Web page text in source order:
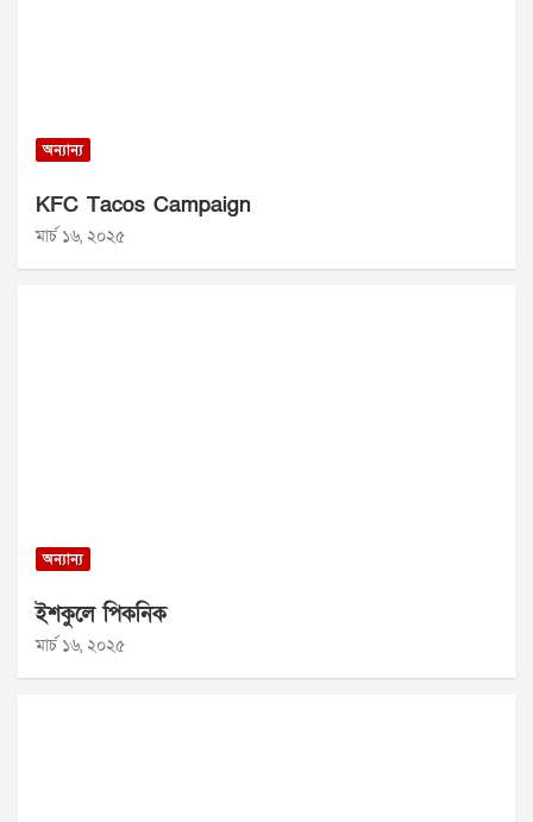
অন্যান্য
KFC Tacos Campaign
মার্চ ১৬, ২০২৫
অন্যান্য
ইশকুলে পিকনিক
মার্চ ১৬, ২০২৫